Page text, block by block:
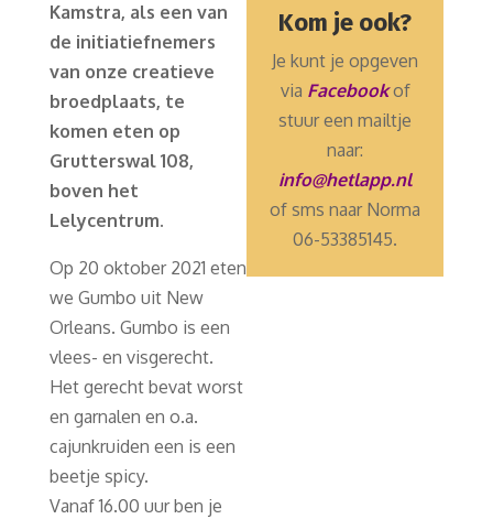
Kamstra, als een van
de initiatiefnemers
van onze creatieve
broedplaats, te
komen eten op
Grutterswal 108,
boven het
Lelycentrum.
Op 20 oktober 2021 eten
we Gumbo uit New
Orleans. Gumbo is een
vlees- en visgerecht.
Het gerecht bevat worst
en garnalen en o.a.
cajunkruiden een is een
beetje spicy.
Vanaf 16.00 uur ben je
Kom je ook?
Je kunt je opgeven
via Facebook of
stuur een mailtje
naar:
info@hetlapp.nl
of sms naar Norma
06-53385145.